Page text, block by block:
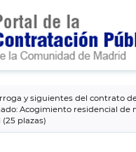
y siguientes del contrato
Acogimiento residencial de
plazas)